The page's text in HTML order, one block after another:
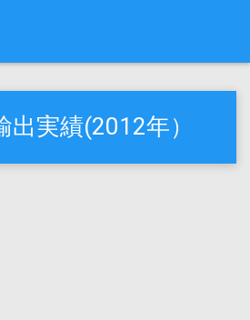
実績(2012年）